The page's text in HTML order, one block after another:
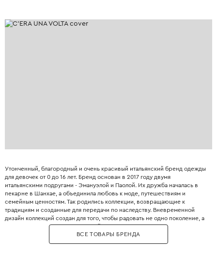
Утонченный, благородный и очень красивый итальянский бренд одежды
для девочек от 0 до 16 лет. Бренд основан в 2017 году двумя
итальянскими подругами - Эмануэлой и Паолой. Их дружба началась в
пекарне в Шанхае, а объединила любовь к моде, путешествиям и
семейным ценностям. Так родились коллекции, возвращающие к
традициям и созданные для передачи по наследству. Вневременной
дизайн коллекций создан для того, чтобы радовать не одно поколение, а
передаваться от старших дочерей младшим.
В переводе с итальянского "C'era una volta" означает "Жили-были,
именно так, как начинаются многие детские сказки. Сама одежда этого
ВСЕ ТОВАРЫ БРЕНДА